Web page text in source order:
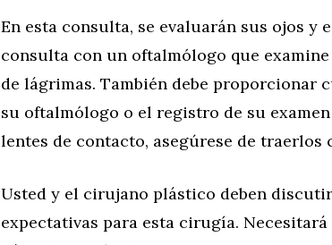
En esta consulta, se evaluarán sus ojos y
consulta con un oftalmólogo que
de lágrimas. También debe proporcionar
su oftalmólogo o el registro de su
lentes de contacto, asegúrese de traerlos
Usted y el cirujano plástico deben
expectativas para esta cirugía.